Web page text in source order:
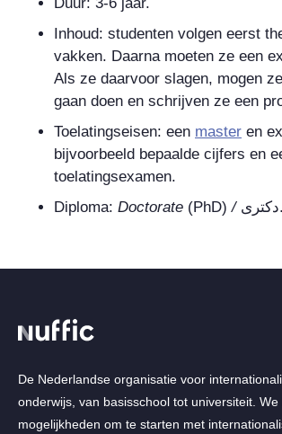
Inhoud: studenten volgen eerst
vakken. Daarna moeten ze een
Als ze daarvoor slagen, mogen
gaan doen en schrijven ze een
Toelatingseisen: een master en
bijvoorbeeld bepaalde cijfers en
toelatingsexamen.
Diploma: Doctorate (PhD) / دکتری.
De Nederlandse organisatie voor
onderwijs, van basisschool tot universiteit.
mogelijkheden om te starten met